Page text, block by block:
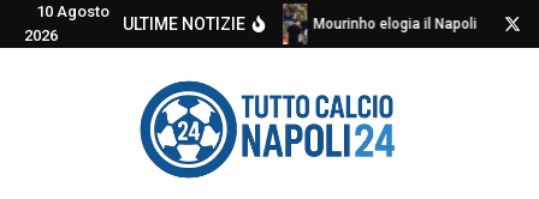
Salta al contenuto
10 Agosto
2026
ULTIME NOTIZIE Mourinho elogia il Napoli e critica